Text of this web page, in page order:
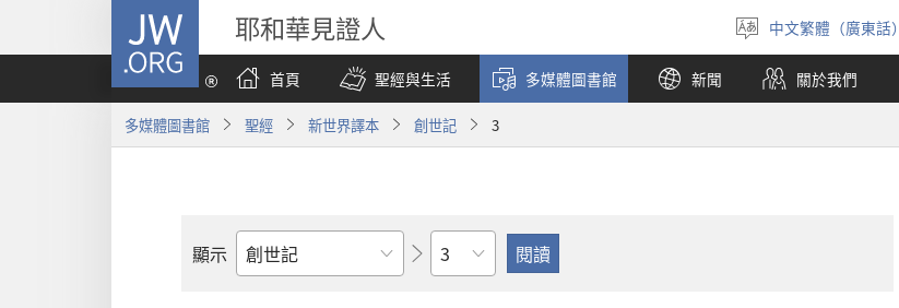
JW.ORG 耶和華見證人
選
擇
語
言
中文繁體（廣東話）
首頁
聖經與生活 多媒體圖書館 新聞 關於我們
多媒體圖書館 聖經 新世界譯本 創世記 3
顯示
聖
章